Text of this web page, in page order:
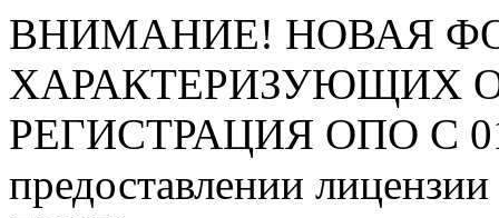
ВНИМАНИЕ! НОВАЯ
ХАРАКТЕРИЗУЮЩИХ
РЕГИСТРАЦИЯ ОПО С
предоставлении